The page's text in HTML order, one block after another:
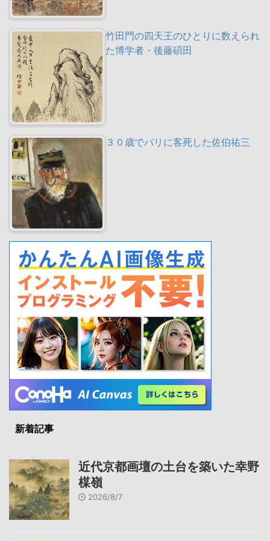
竹田門の四天王のひとりに数えられ
た博学者・後藤碩田
３０歳でパリに客死した佐伯祐三
新着記事
近代京都画壇の土台を築いた幸野
楳嶺
2026/8/7